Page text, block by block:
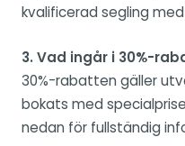
kvalificerad segling
3. Vad ingår i 30%-
30%-rabatten gäller
bokats med
nedan för fullständig